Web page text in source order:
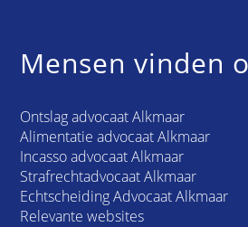
Mensen vinden
Ontslag advocaat Alkmaar
Alimentatie advocaat Alkmaar
Incasso advocaat Alkmaar
Strafrechtadvocaat Alkmaar
Echtscheiding Advocaat Alkmaar
Relevante websites